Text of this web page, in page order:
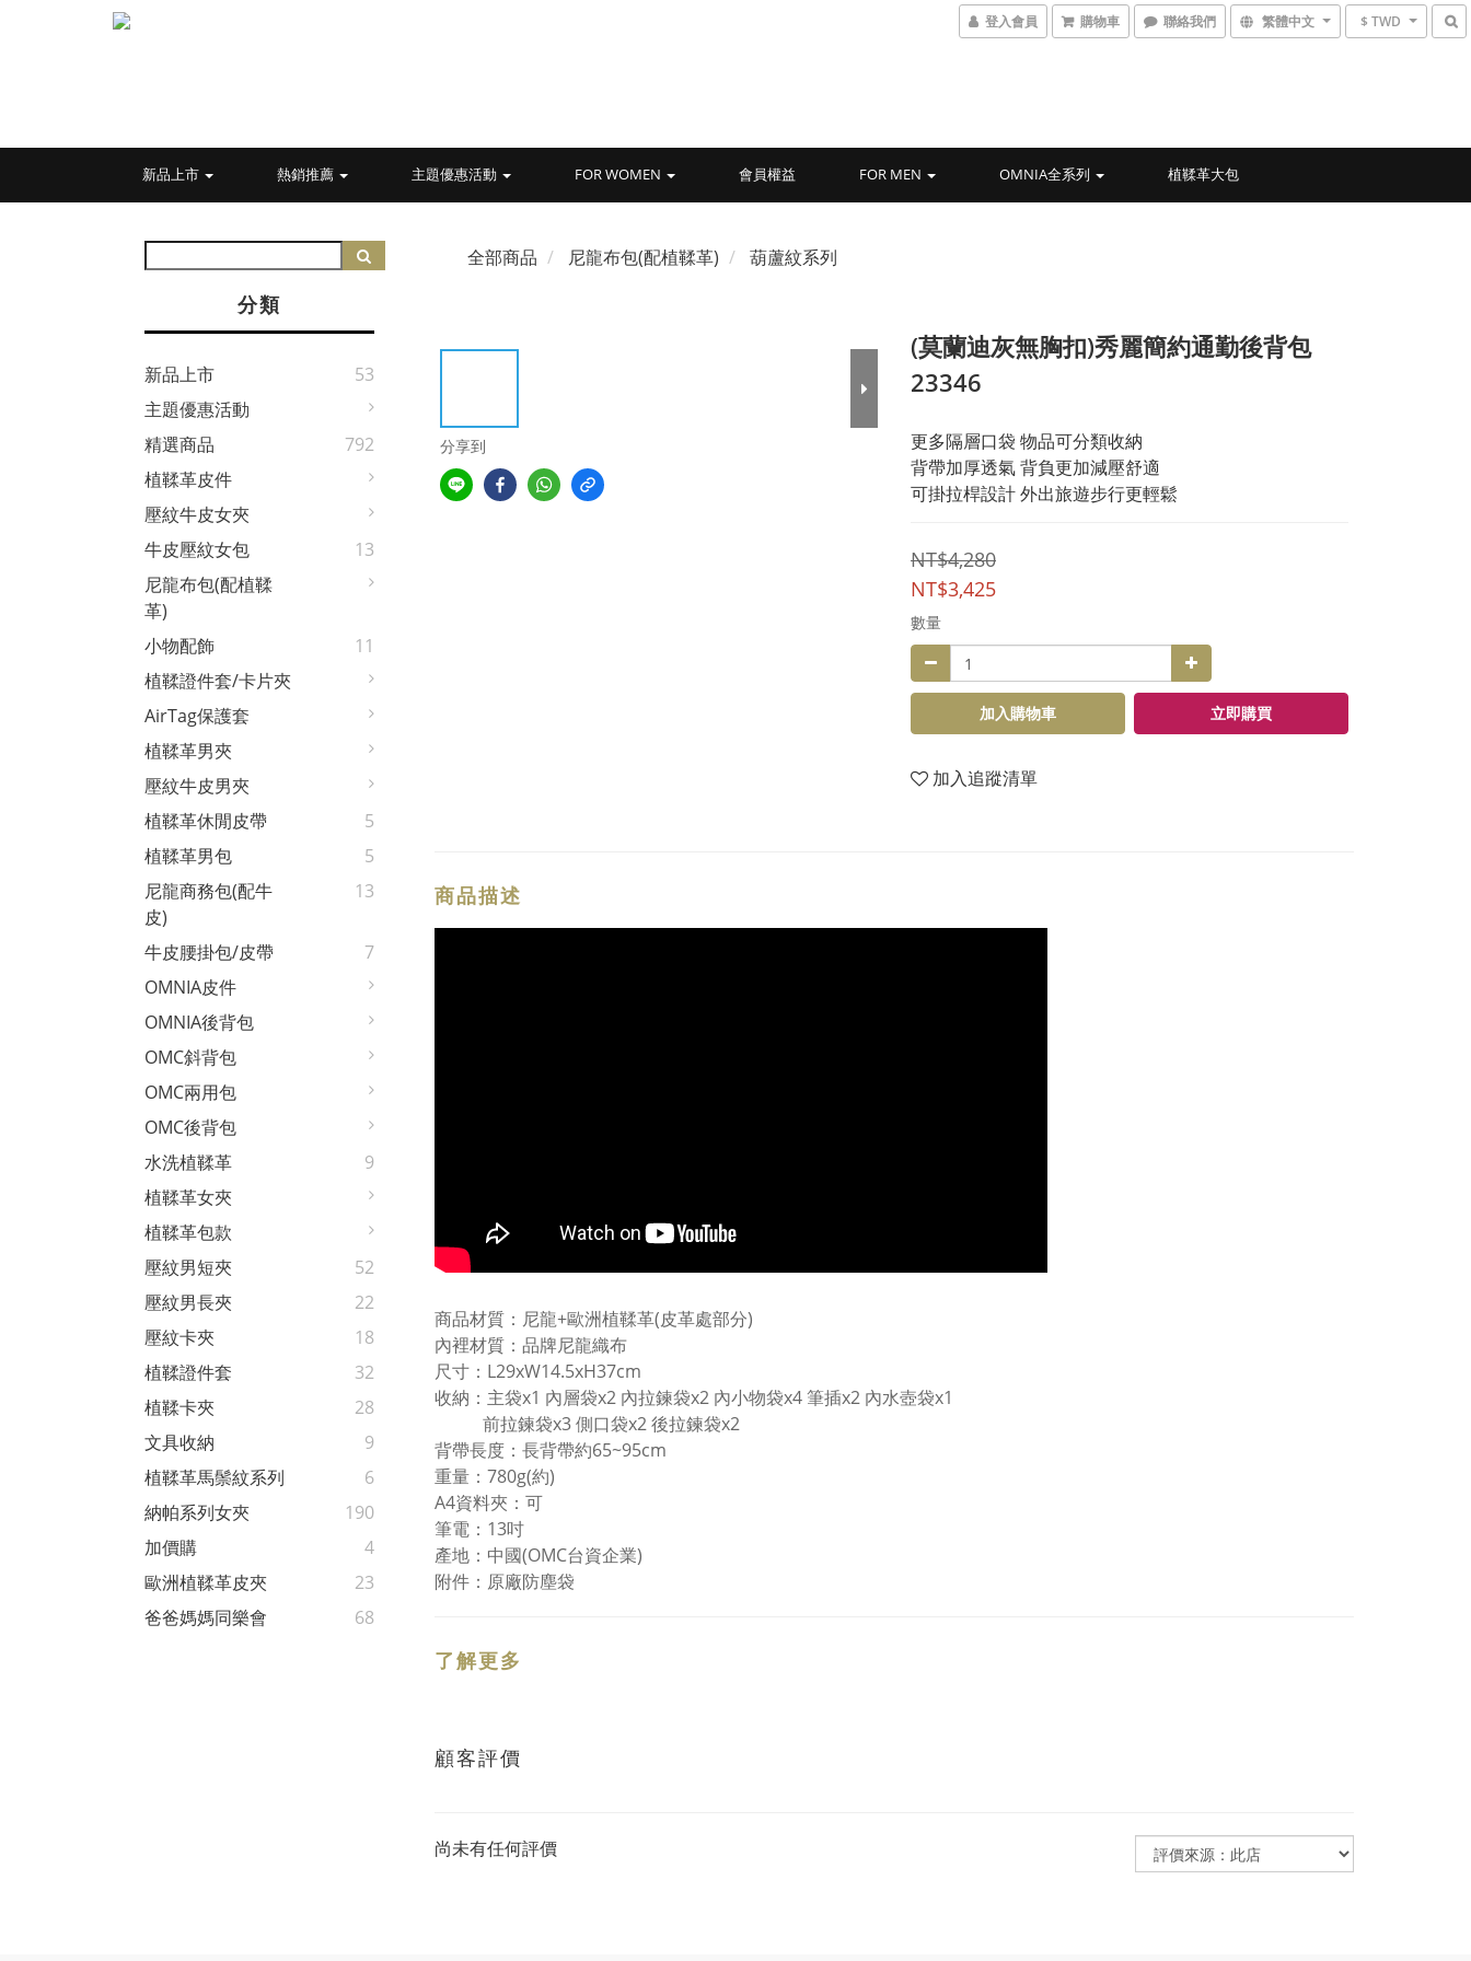
登入會員 購物車 聯絡我們 繁體中文 $ TWD
新品上市 熱銷推薦 主題優惠活動 FOR WOMEN 會員權益 FOR MEN OMNIA全系列 植鞣革大包
分類
新品上市
53
主題優惠活動
精選商品
792
植鞣革皮件
壓紋牛皮女夾
牛皮壓紋女包
13
尼龍布包(配植鞣
革)
小物配飾
11
植鞣證件套/卡片夾
AirTag保護套
植鞣革男夾
壓紋牛皮男夾
植鞣革休閒皮帶
5
植鞣革男包
5
尼龍商務包(配牛
皮)
13
牛皮腰掛包/皮帶
7
OMNIA皮件
OMNIA後背包
OMC斜背包
OMC兩用包
OMC後背包
水洗植鞣革
9
植鞣革女夾
植鞣革包款
壓紋男短夾
52
壓紋男長夾
22
壓紋卡夾
18
植鞣證件套
32
植鞣卡夾
28
文具收納
9
植鞣革馬鬃紋系列
6
納帕系列女夾
190
加價購
4
歐洲植鞣革皮夾
23
爸爸媽媽同樂會
68
全部商品 尼龍布包(配植鞣革) 葫蘆紋系列
分享到
(莫蘭迪灰無胸扣)秀麗簡約通勤後背包
23346
更多隔層口袋 物品可分類收納
背帶加厚透氣 背負更加減壓舒適
可掛拉桿設計 外出旅遊步行更輕鬆
NT$4,280
NT$3,425
數量
加入購物車 立即購買
加入追蹤清單
商品描述
商品材質：尼龍+歐洲植鞣革(皮革處部分)
內裡材質：品牌尼龍織布
尺寸：L29xW14.5xH37cm
收納：主袋x1 內層袋x2 內拉鍊袋x2 內小物袋x4 筆插x2 內水壺袋x1
前拉鍊袋x3 側口袋x2 後拉鍊袋x2
背帶長度：長背帶約65~95cm
重量：780g(約)
A4資料夾：可
筆電：13吋
產地：中國(OMC台資企業)
附件：原廠防塵袋
了解更多
顧客評價
尚未有任何評價